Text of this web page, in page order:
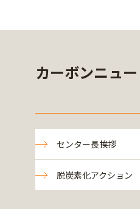
カーボンニュ
センター長挨拶
脱炭素化アクション